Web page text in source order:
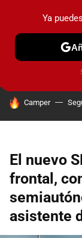
PRUEBAS
HOY SE HABLA
Camper
El nuevo
frontal,
asistente
Ya